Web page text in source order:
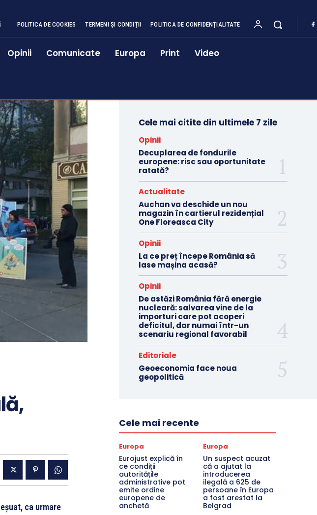
POLITICA DE COOKIES TERMENI ȘI CONDIȚII POLITICA DE CONFIDENȚIALITATE
Opinii Comunicate Europa Print Video
ca urmare
Cele mai citite din ultimele 7 zile
Opinii
Decuplarea de fondurile
europene: risc sau oportunitate
ratată?
Actualitate
Auchan va deschide un nou
magazin în cartierul rezidențial
One Floreasca City
Opinii
La ce preț începe România să
lase mașina acasă?
Opinii
De astăzi România fără energie
nucleară: salvarea vine de la
importuri care pot acoperi
deficitul, dar numai într-un
scenariu regional favorabil
Editoriale
Geoeconomia face noua
geopolitică
Cele mai recente
Europa
Eurojust explică în
ce condiții
autoritățile
administrative pot
emite ordine
europene de
anchetă
Europa
Un suspect acuzat
că a ajutat la
introducerea
ilegală a 625 de
persoane în Europa
a fost arestat la
Belgrad